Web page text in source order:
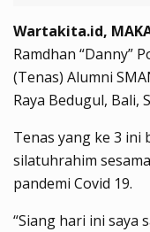
Wartakita.id,
Ramdhan “Danny”
(Tenas) Alumni
Raya Bedugul, Bali,
Tenas yang ke 3
silatuhrahim
pandemi Covid 19.
“Siang hari ini saya